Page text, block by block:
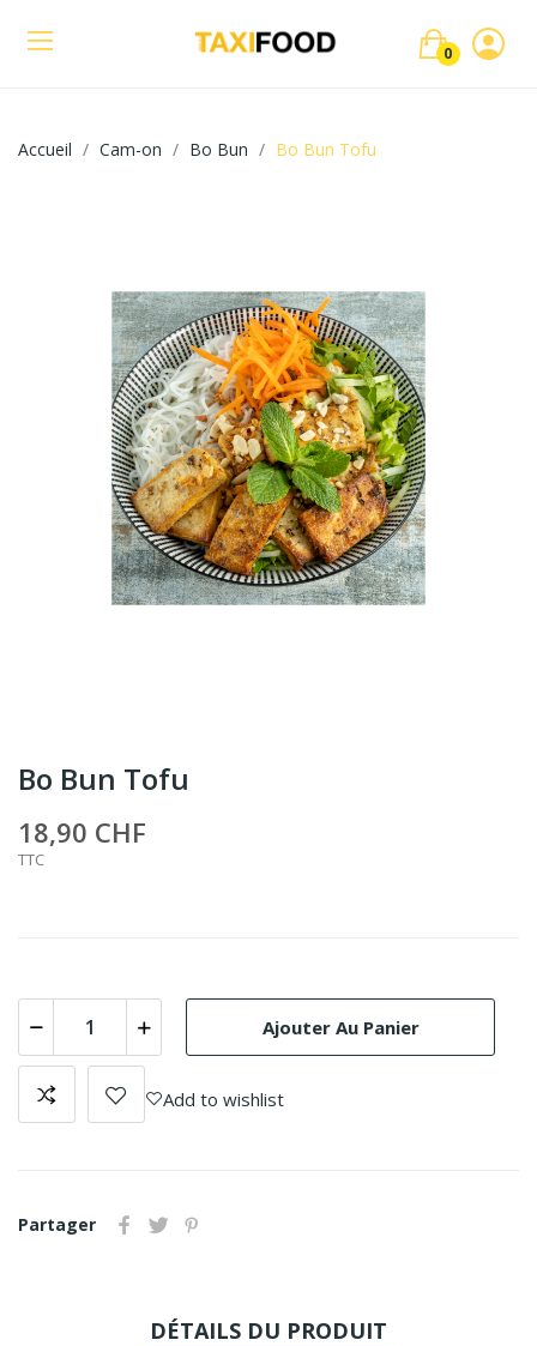
0
Accueil Cam-on Bo Bun Bo Bun Tofu
Bo Bun Tofu
18,90 CHF
TTC
Ajouter Au Panier
Add to wishlist
Partager
DÉTAILS DU PRODUIT